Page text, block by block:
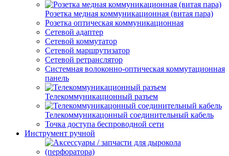
Розетка медная коммуникационная (витая пара)
Розетка оптическая коммуникационная
Сетевой адаптер
Сетевой коммутатор
Сетевой маршрутизатор
Сетевой ретранслятор
Системная волоконно-оптическая коммутационная
панель
Телекоммуникационный разъем
Телекоммуникацонный соединительный кабель
Точка доступа беспроводной сети
Инструмент ручной